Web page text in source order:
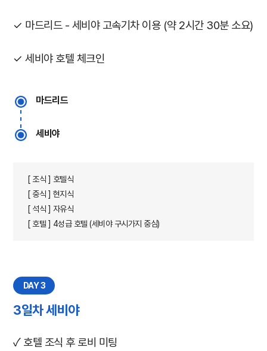
✓ 마드리드 - 세비야 고속기차 이용 (약 2시간 30분 소요)
✓ 세비야 호텔 체크인
마드리드
세비야
[ 조식 ] 호텔식
[ 중식 ] 현지식
[ 석식 ] 자유식
[ 호텔 ] 4성급 호텔 (세비야 구시가지 중심)
DAY 3
3일차 세비야
✓ 호텔 조식 후 로비 미팅